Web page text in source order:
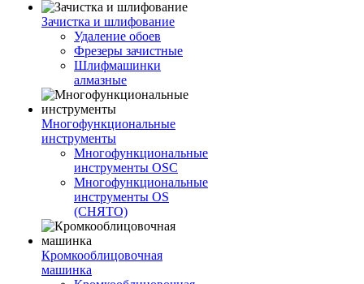
Зачистка и шлифование
Удаление обоев
Фрезеры зачистные
Шлифмашинки
алмазные
Многофункциональные
инструменты
Многофункциональные
инструменты OSC
Многофункциональные
инструменты OS
(СНЯТО)
Кромкооблицовочная
машинка